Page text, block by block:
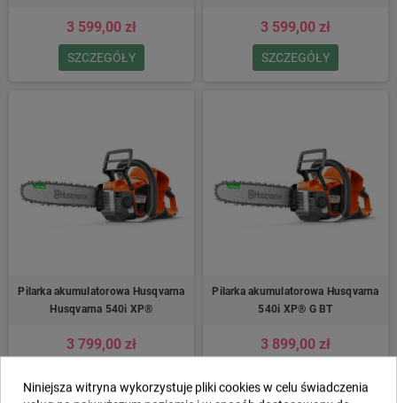
3 599,00 zł
SZCZEGÓŁY
3 599,00 zł
SZCZEGÓŁY
Pilarka akumulatorowa Husqvarna
Husqvarna 540i XP®
3 799,00 zł
Pilarka akumulatorowa Husqvarna
540i XP® G BT
3 899,00 zł
Niniejsza witryna wykorzystuje pliki cookies w celu świadczenia